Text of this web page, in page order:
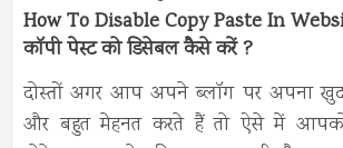
How To Disable Copy Paste In
कॉपी पेस्ट को डिसेबल कैसे करें ?
दोस्तों अगर आप अपने ब्लॉग पर अपना
और बहुत मेहनत करते हैं तो ऐसे में